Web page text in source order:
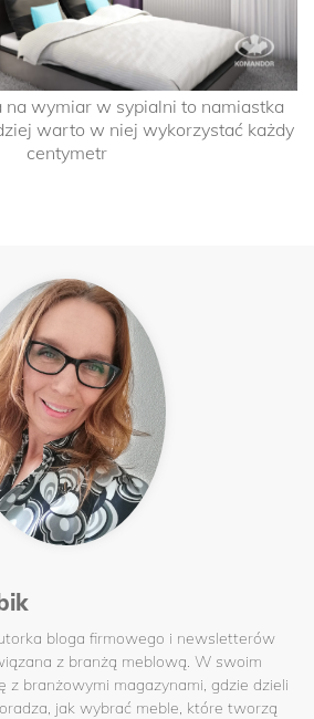
na wymiar w sypialni to namiastka
warto w niej wykorzystać każdy
centymetr
bloga firmowego i newsletterów
z branżą meblową. W swoim
z branżowymi magazynami, gdzie dzieli
jak wybrać meble, które tworzą